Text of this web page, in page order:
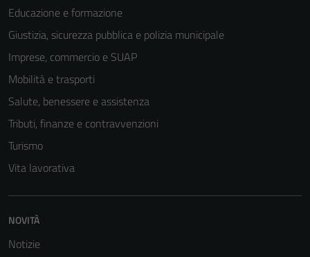
Educazione e formazione
Giustizia, sicurezza pubblica e polizia municipale
Imprese, commercio e SUAP
Mobilità e trasporti
Salute, benessere e assistenza
Tributi, finanze e contravvenzioni
Turismo
Vita lavorativa
NOVITÀ
Notizie